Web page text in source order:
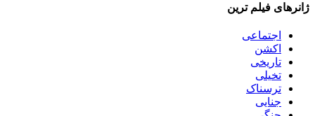
ژانرهای فیلم ترین
اجتماعی
اکشن
تاریخی
تخیلی
ترسناک
جنایی